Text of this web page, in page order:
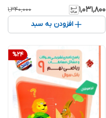
۱٬۰۳۱٬۸۰۰ ۱٬۳۴۰٬۰۰۰
افزودن به سبد
%24